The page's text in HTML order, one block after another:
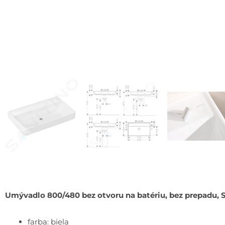
Umývadlo 800/480 bez otvoru na batériu, bez prepadu,
farba: biela